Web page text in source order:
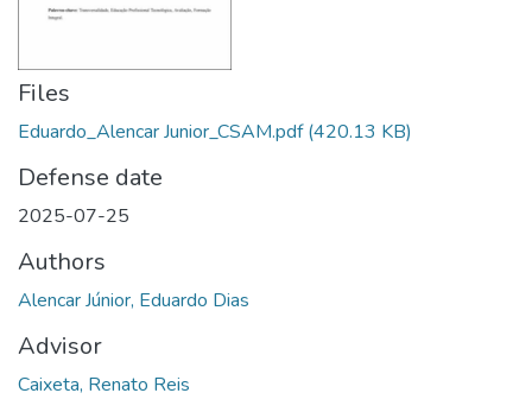
Files
Eduardo_Alencar Junior_CSAM.pdf(420.13 KB)
Defense date
2025-07-25
Authors
Alencar Júnior, Eduardo Dias
Advisor
Caixeta, Renato Reis